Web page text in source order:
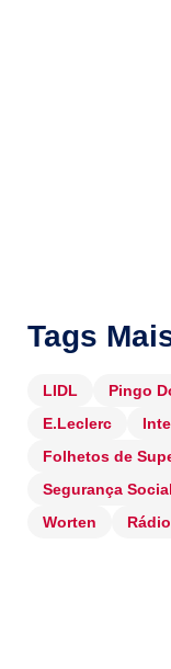
Tags
LIDL Pingo
E.Leclerc
Folhetos de
Segurança Social
Worten